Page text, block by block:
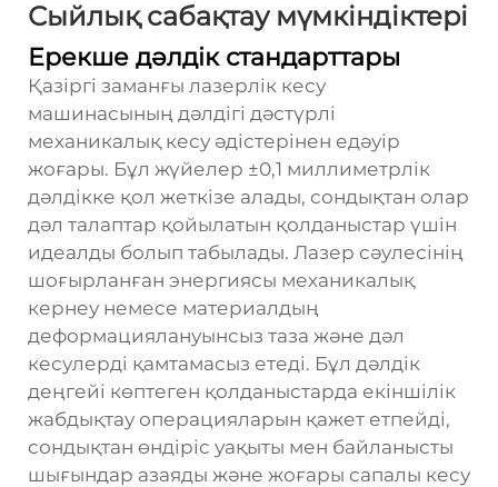
Сыйлық сабақтау мүмкіндіктері
Ерекше дәлдік стандарттары
Қазіргі заманғы лазерлік кесу
машинасының дәлдігі дәстүрлі
механикалық кесу әдістерінен едәуір
жоғары. Бұл жүйелер ±0,1 миллиметрлік
дәлдікке қол жеткізе алады, сондықтан олар
дәл талаптар қойылатын қолданыстар үшін
идеалды болып табылады. Лазер сәулесінің
шоғырланған энергиясы механикалық
кернеу немесе материалдың
деформациялануынсыз таза және дәл
кесулерді қамтамасыз етеді. Бұл дәлдік
деңгейі көптеген қолданыстарда екіншілік
жабдықтау операцияларын қажет етпейді,
сондықтан өндіріс уақыты мен байланысты
шығындар азаяды және жоғары сапалы кесу